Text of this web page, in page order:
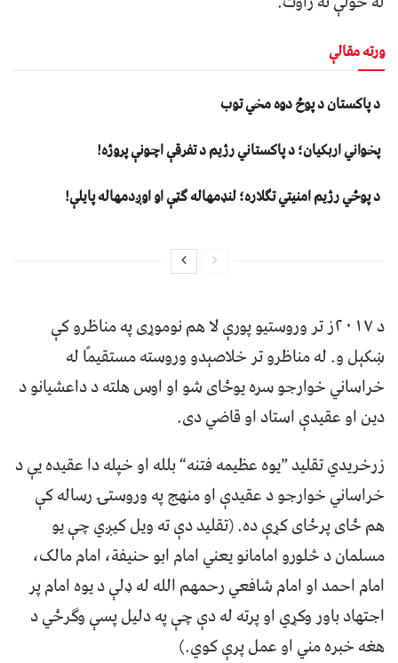
ورته مقالې
د پاکستان د پوځ دوه مخي توب
پخواني اربکیان؛ د پاکستاني رژیم د تفرقې اچونې پروژه!
د پوځي رژیم امنیتي تګلاره؛ لنډمهاله ګټې او اوږدمهاله پایلې!
د ۲۰۱۷ز تر وروستیو پورې لا هم نوموړی په مناظرو کې
ښکېل و. له مناظرو تر خلاصېدو وروسته مستقیمًا له
خراساني خوارجو سره یوځای شو او اوس هلته د داعشیانو د
دین او عقیدې استاد او قاضي دی.
زرخریدي تقلید ”یوه عظیمه فتنه“ بلله او خپله دا عقیده یې د
خراساني خوارجو د عقیدې او منهج په وروستۍ رساله کې
هم ځای پرځای کړې ده. (تقلید دې ته ویل کیږي چې یو
مسلمان د څلورو امامانو یعني امام ابو حنیفة، امام مالک،
امام احمد او امام شافعي رحمهم الله له ډلې د یوه امام پر
اجتهاد باور وکړي او پرته له دې چې په دلیل پسې وګرځي د
هغه خبره مني او عمل پرې کوي.)